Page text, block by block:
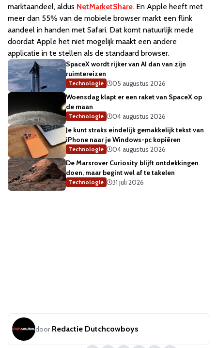
marktaandeel, aldus NetMarketShare. En Apple heeft met
meer dan 55% van de mobiele browser markt een flink
aandeel in handen met Safari. Dat komt natuurlijk mede
doordat Apple het niet mogelijk maakt een andere
applicatie in te stellen als de standaard browser.
SpaceX wordt rijker van AI dan van zijn
ruimtereizen
Technologie
05 augustus 2026
Woensdag klapt er een raket van SpaceX op
de maan
Technologie
04 augustus 2026
Je kunt straks eindelijk gemakkelijk tekst van
iPhone naar je Windows-pc kopiëren
Technologie
04 augustus 2026
De Marsrover Curiosity blijft ontdekkingen
doen, maar begint wel af te takelen
Technologie 31 juli 2026
door Redactie Dutchcowboys